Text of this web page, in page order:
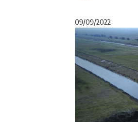
09/09/2022
Anterior